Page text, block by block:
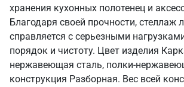
хранения кухонных полотенец и
Благодаря своей прочности, стеллаж
справляется с серьезными
порядок и чистоту. Цвет изделия
нержавеющая сталь, полки-
конструкция Разборная. Вес всей